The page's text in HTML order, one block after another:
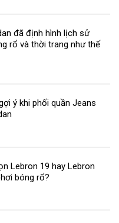
đã định hình lịch sử
rổ và thời trang như thế
ý khi phối quần Jeans
Lebron 19 hay Lebron
bóng rổ?